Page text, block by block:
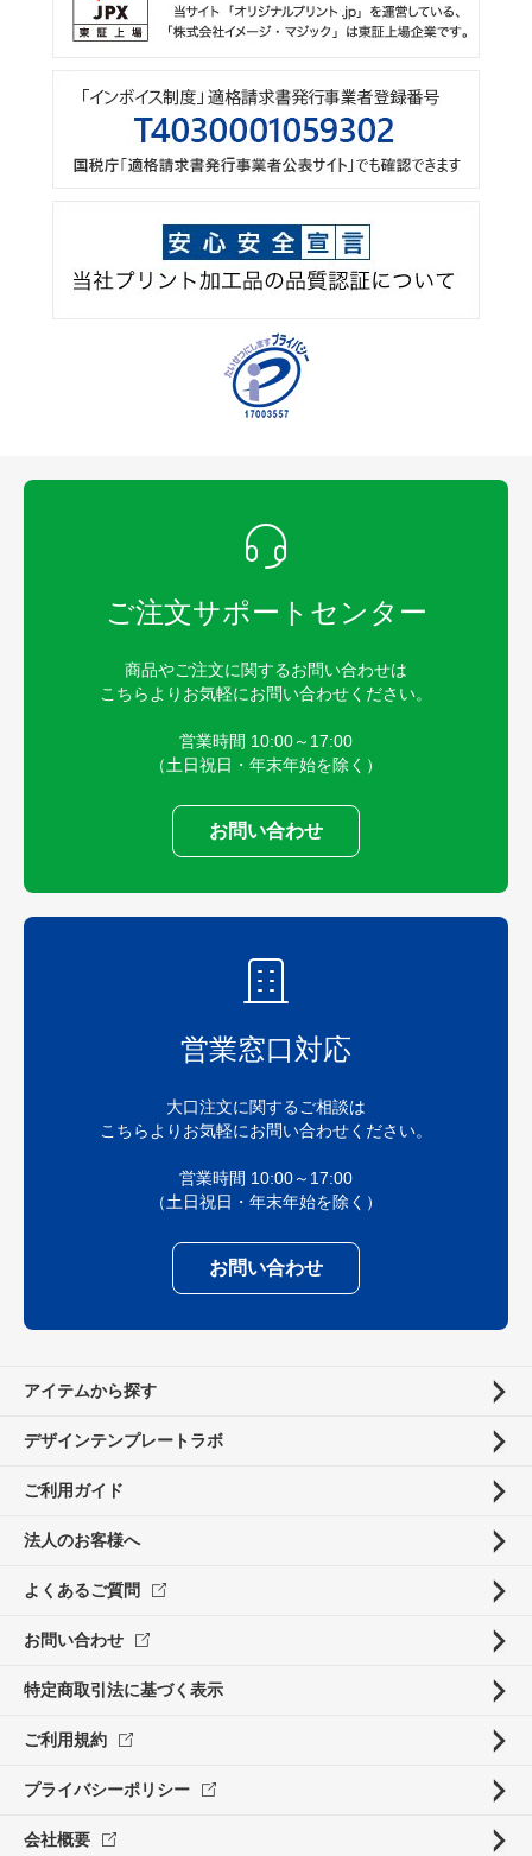
ご注文サポートセンター
商品やご注文に関するお問い合わせは
こちらよりお気軽にお問い合わせください。
営業時間 10:00～17:00
（土日祝日・年末年始を除く）
お問い合わせ
営業窓口対応
大口注文に関するご相談は
こちらよりお気軽にお問い合わせください。
営業時間 10:00～17:00
（土日祝日・年末年始を除く）
お問い合わせ
アイテムから探す
デザインテンプレートラボ
ご利用ガイド
法人のお客様へ
よくあるご質問
お問い合わせ
特定商取引法に基づく表示
ご利用規約
プライバシーポリシー
会社概要